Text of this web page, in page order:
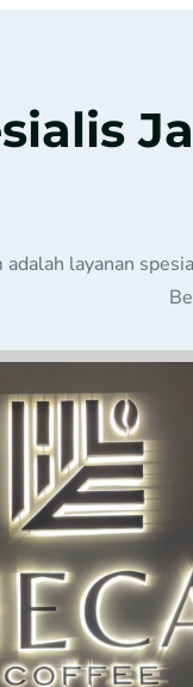
adalah layanan